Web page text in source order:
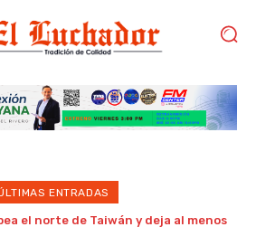
ENTRADAS
Bolívar convocan a concentración